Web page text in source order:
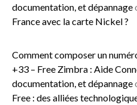
documentation, et dépannage
France avec la carte Nickel ?
Comment composer un
+33 – Free Zimbra : Aide
documentation, et dépannage
Free : des alliées